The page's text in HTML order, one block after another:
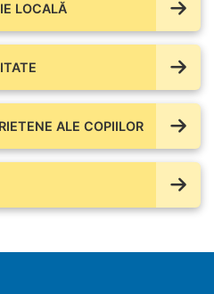
LOCALĂ
ALE COPIILOR